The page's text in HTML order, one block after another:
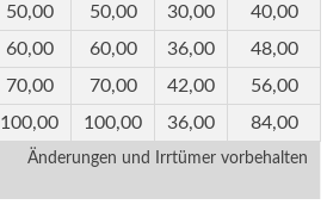
Änderungen und Irrtümer vorbehalten
50,00 50,00 30,00
40,00
60,00 60,00 36,00
48,00
70,00 70,00 42,00
56,00
100,00 100,00 36,00 84,00